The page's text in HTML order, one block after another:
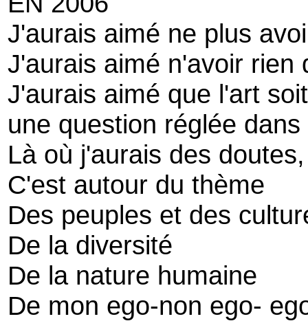
J'aurais aimé ne plus
J'aurais aimé n'avoir rien
J'aurais aimé que l'art soit
une question réglée
Là où j'aurais des doutes,
C'est autour du thème
Des peuples et des
De la diversité
De la nature humaine
De mon ego-non ego-